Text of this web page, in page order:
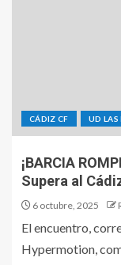
CÁDIZ CF UD LAS
¡BARCIA
Supera al
6 octubre, 2025
El encuentro,
Hypermotion,